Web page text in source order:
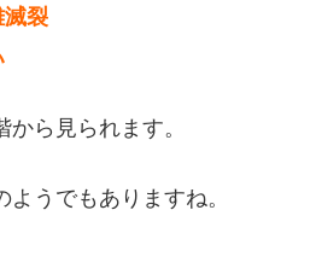
裂
ら見られます。
うでもありますね。